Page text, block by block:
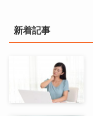
新着記事